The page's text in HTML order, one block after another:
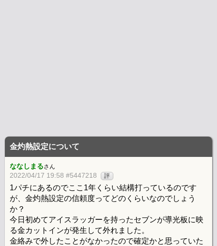
金灼熱設定について
ななしまるさん
2022/04/17 19:58 #5447218 評
1パチにあるのでここ1年くらい結構打っているのです
が、金灼熱設定の信頼度ってどのくらいなのでしょう
か？
今日初めてアイスラッガーを持ったセブンが導光板に映
る金カットインが発生して外れました。
金絡みで外したことがなかったので確定かと思っていた